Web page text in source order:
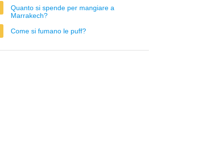
Quanto si spende per mangiare a
Marrakech?
Come si fumano le puff?